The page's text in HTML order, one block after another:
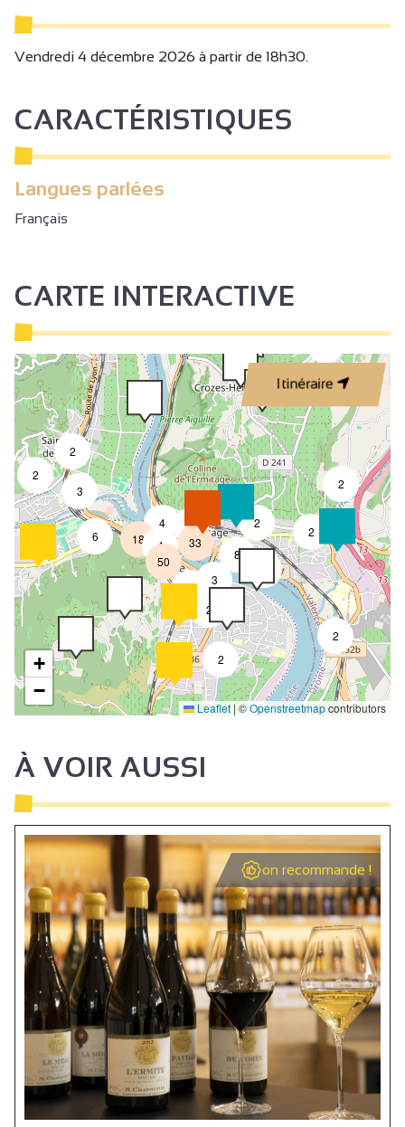
Vendredi 4 décembre 2026 à partir de 18h30.
CARACTÉRISTIQUES
Langues parlées
Français
CARTE INTERACTIVE
Itinéraire
2
2
2
2
2
2
2
8
2
3
6
4
4
18
7
2
3
50
33
+
−
Leaflet | ©Openstreetmapcontributors
À VOIR AUSSI
on recommande !